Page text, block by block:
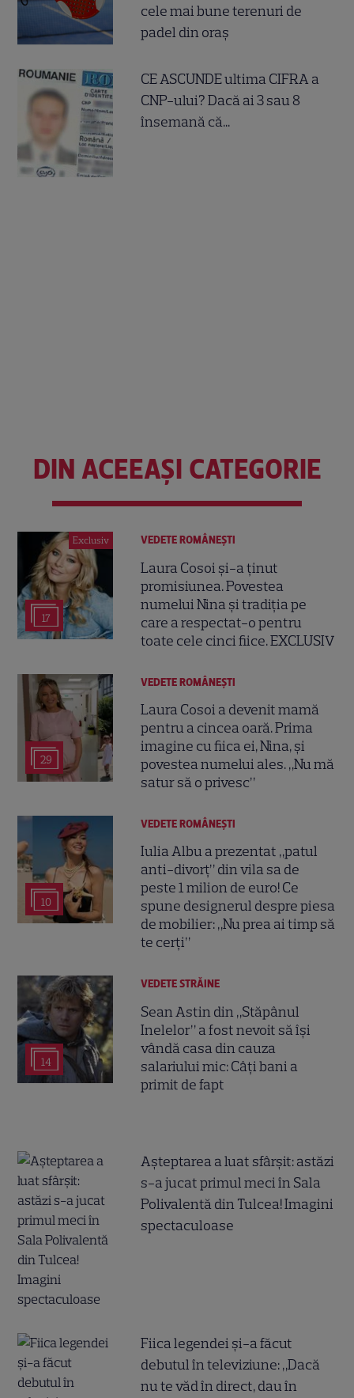
cele mai bune terenuri de
padel din oraș
CE ASCUNDE ultima CIFRA a
CNP-ului? Dacă ai 3 sau 8
însemană că...
DIN ACEEAȘI CATEGORIE
Exclusiv
17
VEDETE ROMÂNEŞTI
Laura Cosoi și-a ținut
promisiunea. Povestea
numelui Nina și tradiția pe
care a respectat-o pentru
toate cele cinci fiice. EXCLUSIV
29
VEDETE ROMÂNEŞTI
Laura Cosoi a devenit mamă
pentru a cincea oară. Prima
imagine cu fiica ei, Nina, și
povestea numelui ales. „Nu mă
satur să o privesc”
10
VEDETE ROMÂNEŞTI
Iulia Albu a prezentat „patul
anti-divorț” din vila sa de
peste 1 milion de euro! Ce
spune designerul despre piesa
de mobilier: „Nu prea ai timp să
te cerți”
14
VEDETE STRĂINE
Sean Astin din „Stăpânul
Inelelor” a fost nevoit să își
vândă casa din cauza
salariului mic: Câți bani a
primit de fapt
Așteptarea a luat sfârșit: astăzi
s-a jucat primul meci în Sala
Polivalentă din Tulcea! Imagini
spectaculoase
Fiica legendei și-a făcut
debutul în televiziune: „Dacă
nu te văd în direct, dau în